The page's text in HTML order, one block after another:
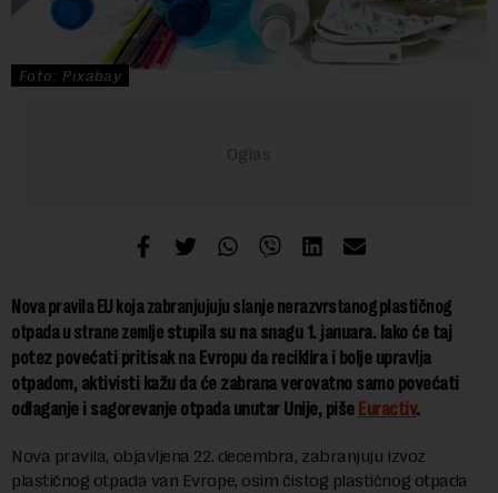
Foto: Pixabay
Nova pravila EU koja zabranjujuju slanje nerazvrstanog plastičnog
otpada u strane zemlje stupila su na snagu 1. januara. Iako će taj
potez povećati pritisak na Evropu da reciklira i bolje upravlja
otpadom, aktivisti kažu da će zabrana verovatno samo povećati
odlaganje i sagorevanje otpada unutar Unije, piše Euractiv.
Nova pravila, objavljena 22. decembra, zabranjuju izvoz
plastičnog otpada van Evrope, osim čistog plastičnog otpada